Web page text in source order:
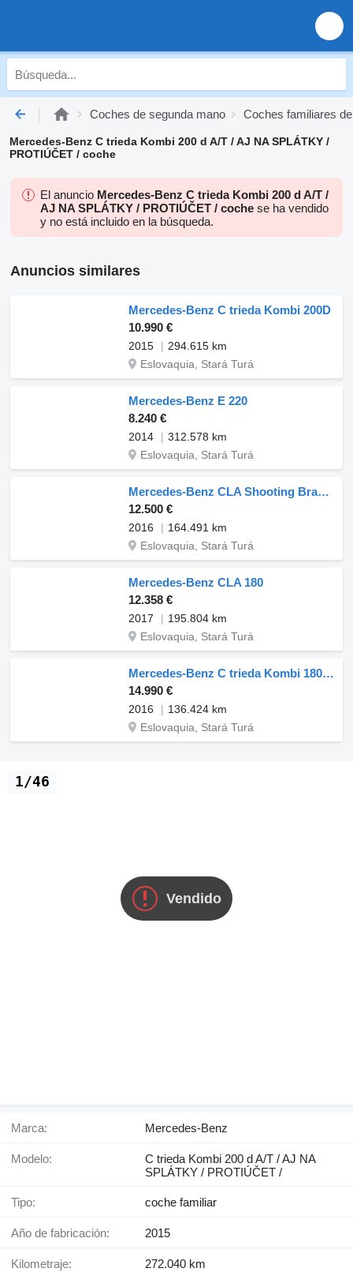
Coches de segunda mano Coches familiares
Mercedes-Benz C trieda Kombi 200 d A/T / AJ NA SPLÁTKY /
PROTIÚČET / coche
El anuncio Mercedes-Benz C trieda Kombi 200 d A/T /
AJ NA SPLÁTKY / PROTIÚČET / coche se ha vendido
y no está incluido en la búsqueda.
Anuncios similares
Mercedes-Benz C trieda Kombi 200D
10.990 €
2015
294.615 km
Eslovaquia, Stará Turá
Mercedes-Benz E 220
8.240 €
2014
312.578 km
Eslovaquia, Stará Turá
Mercedes-Benz CLA Shooting Brake 180, 90kW (2016) / AJ NA SPLÁTKY / PROTIÚČET
12.500 €
2016
164.491 km
Eslovaquia, Stará Turá
Mercedes-Benz CLA 180
12.358 €
2017
195.804 km
Eslovaquia, Stará Turá
Mercedes-Benz C trieda Kombi 180d AT7 85kW / NA SPLÁTKY / NA PROTIÚČET
14.990 €
2016
136.424 km
Eslovaquia, Stará Turá
Vendido
1/46
Marca: Mercedes-Benz
Modelo:
C trieda Kombi 200 d A/T / AJ NA
SPLÁTKY / PROTIÚČET /
Tipo: coche familiar
Año de fabricación: 2015
Kilometraje: 272.040 km